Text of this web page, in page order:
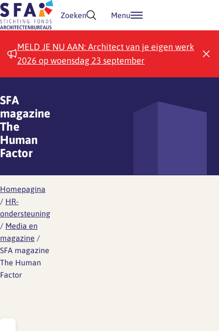
Doorgaan naar inhoud
Zoeken Menu
MELD JE NU AAN: Architect van je eigen werk
2026 op woensdag 23 september
SFA
magazine
The
Human
Factor
Homepagina
/ HR-
ondersteuning
/ Media en
magazine /
SFA magazine
The Human
Factor